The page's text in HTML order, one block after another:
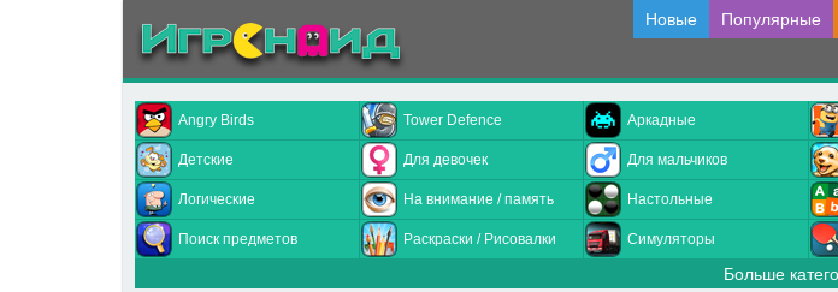
Новые Популярные
Angry Birds Tower Defence Аркадные
Детские Для девочек Для мальчиков
Логические На внимание / память Настольные
Поиск предметов Раскраски / Рисовалки Симуляторы
Больше